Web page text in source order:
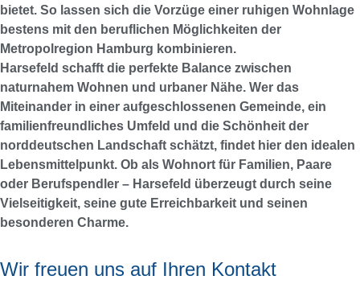
bietet. So lassen sich die Vorzüge einer ruhigen Wohnlage
bestens mit den beruflichen Möglichkeiten der
Metropolregion Hamburg kombinieren.
Harsefeld schafft die perfekte Balance zwischen
naturnahem Wohnen und urbaner Nähe. Wer das
Miteinander in einer aufgeschlossenen Gemeinde, ein
familienfreundliches Umfeld und die Schönheit der
norddeutschen Landschaft schätzt, findet hier den idealen
Lebensmittelpunkt. Ob als Wohnort für Familien, Paare
oder Berufspendler – Harsefeld überzeugt durch seine
Vielseitigkeit, seine gute Erreichbarkeit und seinen
besonderen Charme.
Wir freuen uns auf Ihren Kontakt